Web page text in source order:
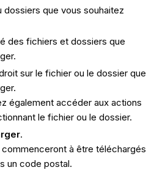
que vous souhaitez
des fichiers et dossiers que
sur le fichier ou le dossier que
également accéder aux actions
le fichier ou le dossier.
.
à être téléchargés
un code postal.